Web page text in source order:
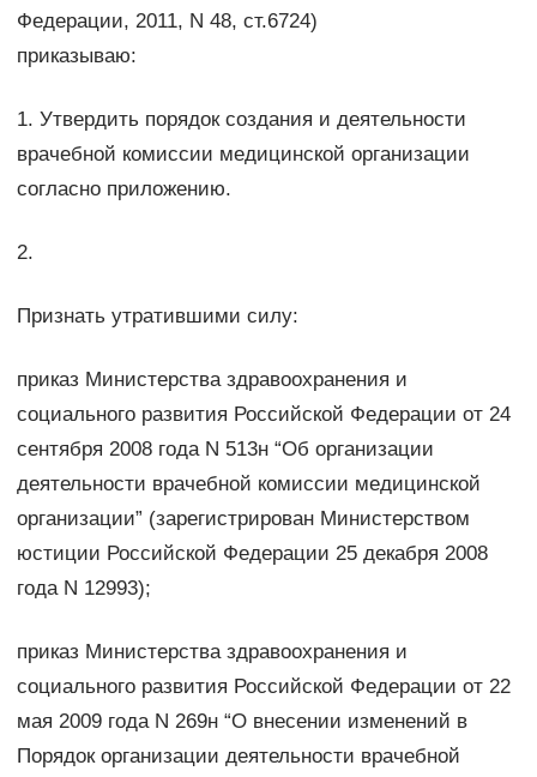
Федерации, 2011, N 48, ст.6724)
приказываю:
1. Утвердить порядок создания и деятельности
врачебной комиссии медицинской организации
согласно приложению.
2.
Признать утратившими силу:
приказ Министерства здравоохранения и
социального развития Российской Федерации от 24
сентября 2008 года N 513н “Об организации
деятельности врачебной комиссии медицинской
организации” (зарегистрирован Министерством
юстиции Российской Федерации 25 декабря 2008
года N 12993);
приказ Министерства здравоохранения и
социального развития Российской Федерации от 22
мая 2009 года N 269н “О внесении изменений в
Порядок организации деятельности врачебной